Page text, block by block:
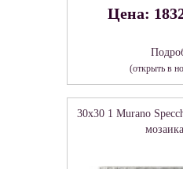
Цена:
(открыть в
30x30 1 Murano